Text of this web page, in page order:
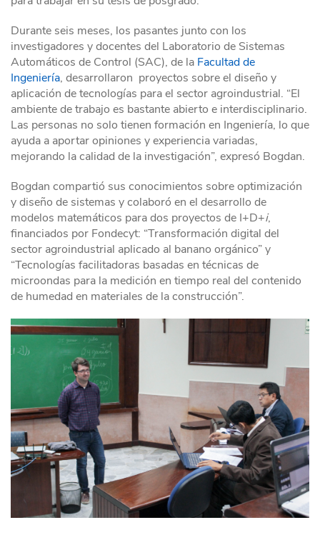
Durante seis meses, los pasantes junto con los
investigadores y docentes del Laboratorio de Sistemas
Automáticos de Control (SAC), de la Facultad de
Ingeniería, desarrollaron proyectos sobre el diseño y
aplicación de tecnologías para el sector agroindustrial. “El
ambiente de trabajo es bastante abierto e interdisciplinario.
Las personas no solo tienen formación en Ingeniería, lo que
ayuda a aportar opiniones y experiencia variadas,
mejorando la calidad de la investigación”, expresó Bogdan.
Bogdan compartió sus conocimientos sobre optimización
y diseño de sistemas y colaboró en el desarrollo de
modelos matemáticos para dos proyectos de I+D+i,
financiados por Fondecyt: “Transformación digital del
sector agroindustrial aplicado al banano orgánico” y
“Tecnologías facilitadoras basadas en técnicas de
microondas para la medición en tiempo real del contenido
de humedad en materiales de la construcción”.